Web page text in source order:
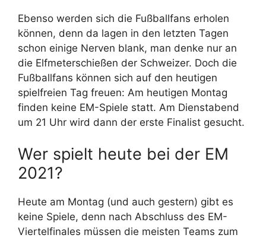
Ebenso werden sich die Fußballfans erholen
können, denn da lagen in den letzten Tagen
schon einige Nerven blank, man denke nur an
die Elfmeterschießen der Schweizer. Doch die
Fußballfans können sich auf den heutigen
spielfreien Tag freuen: Am heutigen Montag
finden keine EM-Spiele statt. Am Dienstabend
um 21 Uhr wird dann der erste Finalist gesucht.
Wer spielt heute bei der EM
2021?
Heute am Montag (und auch gestern) gibt es
keine Spiele, denn nach Abschluss des EM-
Viertelfinales müssen die meisten Teams zum